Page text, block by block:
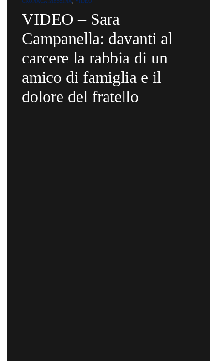
CRONACA MESSINA, VIDEO
VIDEO – Sara
Campanella: davanti al
carcere la rabbia di un
amico di famiglia e il
dolore del fratello